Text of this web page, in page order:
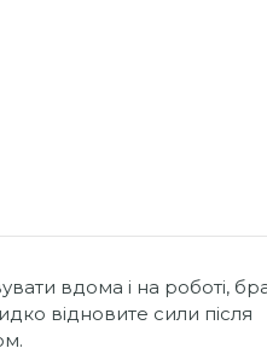
вдома і на роботі,
відновите сили після